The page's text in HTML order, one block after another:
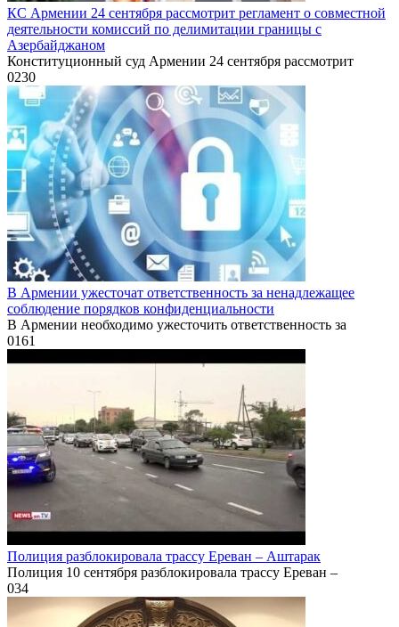
КС Армении 24 сентября рассмотрит регламент о совместной
деятельности комиссий по делимитации границы с
Азербайджаном
Конституционный суд Армении 24 сентября рассмотрит
0230
В Армении ужесточат ответственность за ненадлежащее
соблюдение порядков конфиденциальности
В Армении необходимо ужесточить ответственность за
0161
Полиция разблокировала трассу Ереван – Аштарак
Полиция 10 сентября разблокировала трассу Ереван –
034